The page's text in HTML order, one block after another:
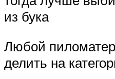
из бука
Любой
делить на